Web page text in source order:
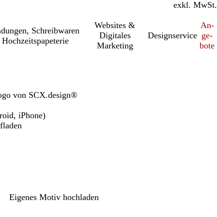
inkl. MwSt.
exkl. MwSt.
Schreib­wa­ren
Websites &
Digitales
Marketing
Designservice
An­­
ge­­
bo­­te
von SCX.design®
iPhone)
Eigenes Motiv hochladen